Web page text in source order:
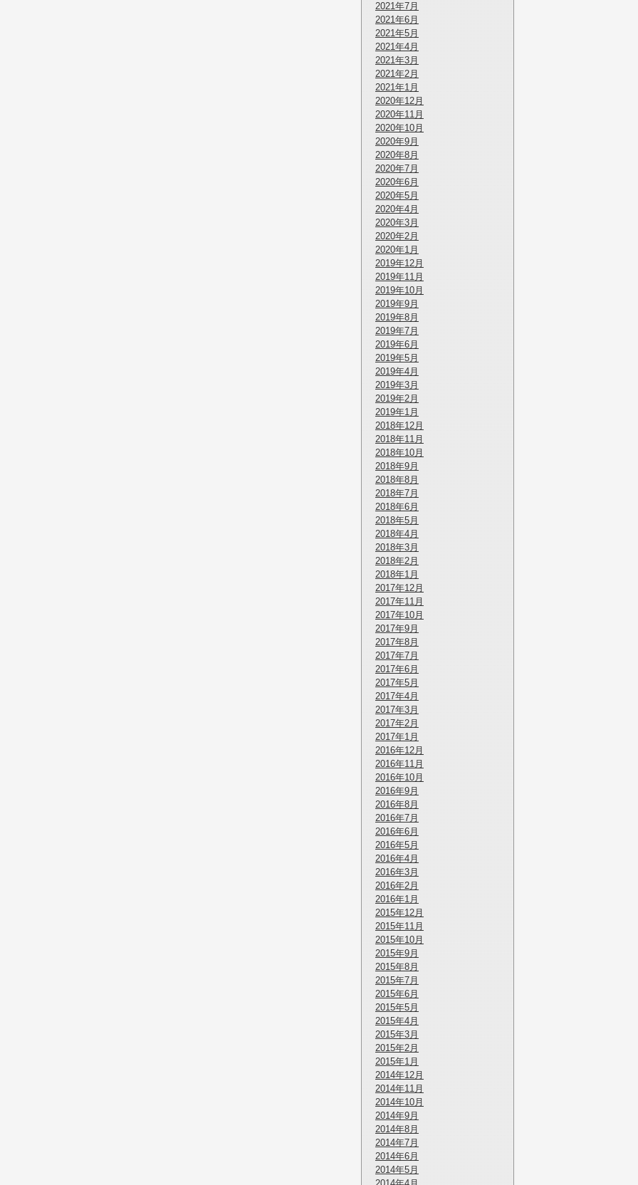
2021年7月
2021年6月
2021年5月
2021年4月
2021年3月
2021年2月
2021年1月
2020年12月
2020年11月
2020年10月
2020年9月
2020年8月
2020年7月
2020年6月
2020年5月
2020年4月
2020年3月
2020年2月
2020年1月
2019年12月
2019年11月
2019年10月
2019年9月
2019年8月
2019年7月
2019年6月
2019年5月
2019年4月
2019年3月
2019年2月
2019年1月
2018年12月
2018年11月
2018年10月
2018年9月
2018年8月
2018年7月
2018年6月
2018年5月
2018年4月
2018年3月
2018年2月
2018年1月
2017年12月
2017年11月
2017年10月
2017年9月
2017年8月
2017年7月
2017年6月
2017年5月
2017年4月
2017年3月
2017年2月
2017年1月
2016年12月
2016年11月
2016年10月
2016年9月
2016年8月
2016年7月
2016年6月
2016年5月
2016年4月
2016年3月
2016年2月
2016年1月
2015年12月
2015年11月
2015年10月
2015年9月
2015年8月
2015年7月
2015年6月
2015年5月
2015年4月
2015年3月
2015年2月
2015年1月
2014年12月
2014年11月
2014年10月
2014年9月
2014年8月
2014年7月
2014年6月
2014年5月